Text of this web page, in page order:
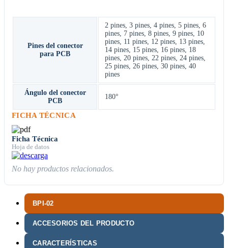
BPI-02
ACCESORIOS DEL PRODUCTO
CARACTERÍSTICAS
Pines del conector
para PCB
2 pines, 3 pines, 4 pines, 5 pines, 6
pines, 7 pines, 8 pines, 9 pines, 10
pines, 11 pines, 12 pines, 13 pines,
14 pines, 15 pines, 16 pines, 18
pines, 20 pines, 22 pines, 24 pines,
25 pines, 26 pines, 30 pines, 40
pines
Ángulo del conector
PCB
180°
FICHA TÉCNICA
Ficha Técnica
Hoja de datos
No hay productos relacionados.